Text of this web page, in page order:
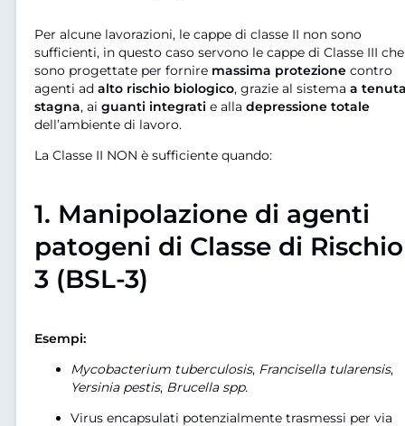
Per alcune lavorazioni, le cappe di classe II non sono
sufficienti, in questo caso servono le cappe di Classe III che
sono progettate per fornire massima protezione contro
agenti ad alto rischio biologico, grazie al sistema a
stagna, ai guanti integrati e alla depressione totale
dell’ambiente di lavoro.
La Classe II NON è sufficiente quando:
1. Manipolazione di agenti
patogeni di Classe di Rischio
3 (BSL-3)
Esempi:
Mycobacterium tuberculosis, Francisella tularensis,
Yersinia pestis, Brucella spp.
Virus encapsulati potenzialmente trasmessi per via